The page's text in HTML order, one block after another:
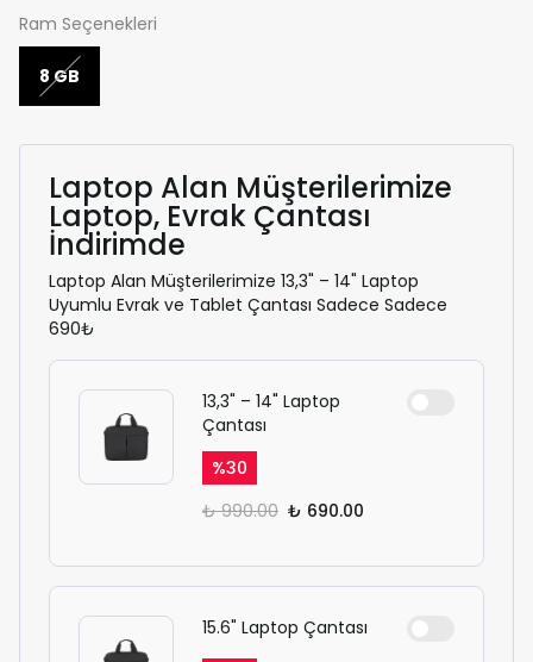
Ram Seçenekleri
8 GB
Laptop Alan Müşterilerimize
Laptop, Evrak Çantası
İndirimde
Laptop Alan Müşterilerimize 13,3" – 14" Laptop
Uyumlu Evrak ve Tablet Çantası Sadece Sadece
690₺
13,3" – 14" Laptop
Çantası
%30
₺ 990.00 ₺ 690.00
15.6" Laptop Çantası